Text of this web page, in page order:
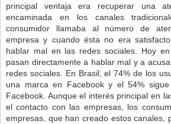
principal ventaja era recuperar una
encaminada en los canales
consumidor llamaba al número de
empresa y cuando ésta no era
hablar mal en las redes sociales. Hoy
pasan directamente a hablar mal y a
redes sociales. En Brasil, el 74% de los
una marca en Facebook y el 54%
Facebook. Aunque el interés principal en
el contacto con las empresas, los
empresas, que han creado estos canales,